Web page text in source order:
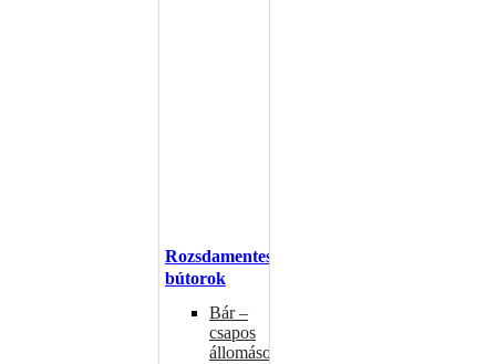
Rozsdamentes
bútorok
Bár –
csapos
állomások